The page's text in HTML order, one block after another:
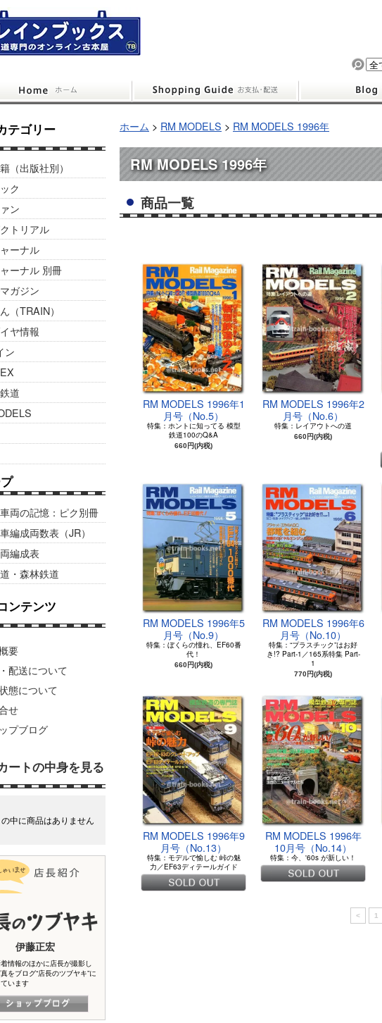
テゴリー
（出版社別）
ク
ン
トリアル
ーナル
ーナル 別冊
ガジン
（TRAIN）
ヤ情報
ン
道
両の記憶：ピク別冊
編成両数表（JR）
編成表
・森林鉄道
ンテンツ
要
配送について
態について
せ
プブログ
ートの中身を見る
中に商品はありません
伊藤正宏
情報のほかに店長が撮影し
をブログ“店長のツブヤキ”に
います
ホーム > RM MODELS > RM MODELS 1996年
RM MODELS 1996年
商品一覧
RM MODELS 1996年1
月号（No.5）
特集：ホントに知ってる 模型
鉄道100のQ&A
660円(内税)
RM MODELS 1996年2
月号（No.6）
特集：レイアウトへの道
660円(内税)
RM MODELS 1996年5
月号（No.9）
特集：ぼくらの憧れ、EF60番
代！
660円(内税)
RM MODELS 1996年6
月号（No.10）
特集：“プラスチック”はお好
き!? Part-1／165系特集 Part-
1
770円(内税)
RM MODELS 1996年9
月号（No.13）
特集：モデルで愉しむ 峠の魅
力／EF63ディテールガイド
RM MODELS 1996年
10月号（No.14）
特集：今、'60s が新しい！
< 1